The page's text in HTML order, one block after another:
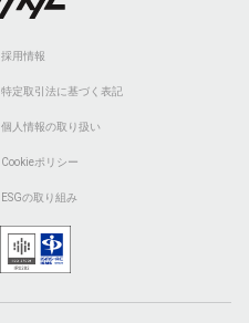
採用情報
特定取引法に基づく表記
個人情報の取り扱い
Cookieポリシー
ESGの取り組み